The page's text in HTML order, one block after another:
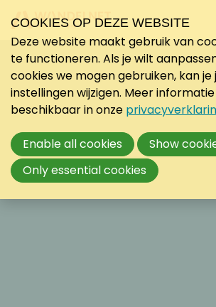
COOKIES OP DEZE WEBSITE
Deze website maakt gebruik van
te functioneren. Als je wilt
cookies we mogen gebruiken, kan
instellingen wijzigen. Meer informatie
beschikbaar in onze
Enable all cookies
Show
Only essential cookies